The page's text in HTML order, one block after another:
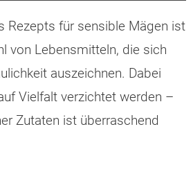
Rezepts für sensible Mägen ist
von Lebensmitteln, die sich
auszeichnen. Dabei
Vielfalt verzichtet werden –
Zutaten ist überraschend